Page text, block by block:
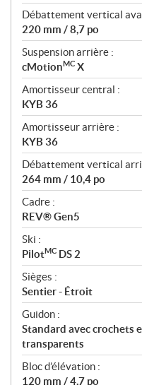
Débattement vertical
220 mm / 8,7 po
Suspension arrière :
cMotionMC X
Amortisseur central :
KYB 36
Amortisseur arrière :
KYB 36
Débattement vertical
264 mm / 10,4 po
Cadre :
REV® Gen5
Ski :
PilotMC DS 2
Sièges :
Sentier - Étroit
Guidon :
Standard avec crochets
transparents
Bloc d’élévation :
120 mm / 4,7 po